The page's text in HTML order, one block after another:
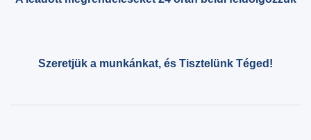
Szeretjük a munkánkat, és Tisztelünk Téged!